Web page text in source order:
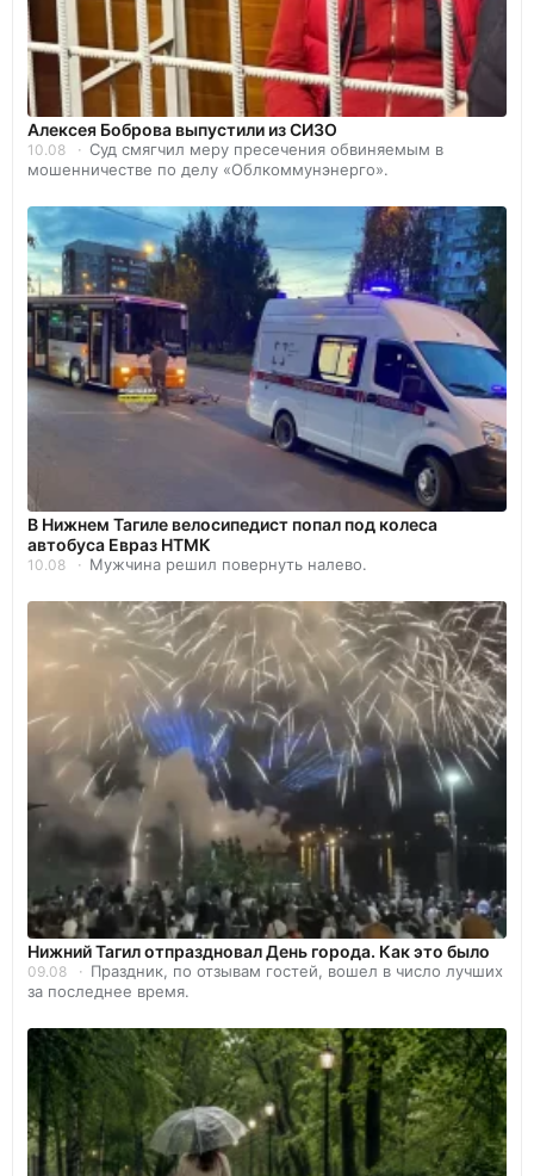
Алексея Боброва выпустили из СИЗО
10.08
Суд смягчил меру пресечения обвиняемым в
мошенничестве по делу «Облкоммунэнерго».
В Нижнем Тагиле велосипедист попал под колеса
автобуса Евраз НТМК
10.08 Мужчина решил повернуть налево.
Нижний Тагил отпраздновал День города. Как это было
09.08
Праздник, по отзывам гостей, вошел в число лучших
за последнее время.